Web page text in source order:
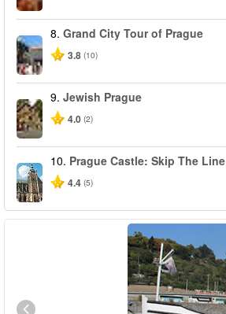
8. Grand City Tour of Prague
3.8 (10)
9. Jewish Prague
4.0 (2)
10. Prague Castle: Skip The Line
4.4 (5)